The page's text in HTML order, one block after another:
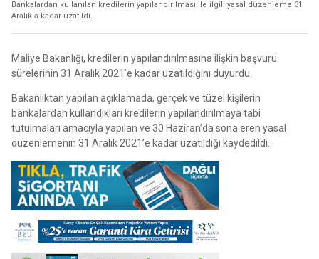
Bankalardan kullanılan kredilerin yapılandırılması ile ilgili yasal düzenleme 31
Aralık'a kadar uzatıldı.
Maliye Bakanlığı, kredilerin yapılandırılmasına ilişkin başvuru
sürelerinin 31 Aralık 2021’e kadar uzatıldığını duyurdu.
Bakanlıktan yapılan açıklamada, gerçek ve tüzel kişilerin
bankalardan kullandıkları kredilerin yapılandırılmaya tabi
tutulmaları amacıyla yapılan ve 30 Haziran’da sona eren yasal
düzenlemenin 31 Aralık 2021’e kadar uzatıldığı kaydedildi.